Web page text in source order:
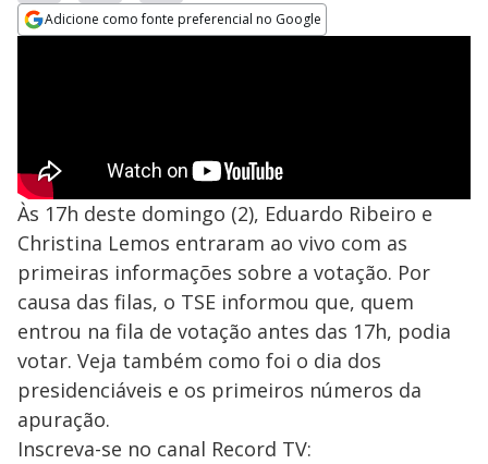
Adicione como fonte preferencial no Google
Às 17h deste domingo (2), Eduardo Ribeiro e
Christina Lemos entraram ao vivo com as
primeiras informações sobre a votação. Por
causa das filas, o TSE informou que, quem
entrou na fila de votação antes das 17h, podia
votar. Veja também como foi o dia dos
presidenciáveis e os primeiros números da
apuração.
Inscreva-se no canal Record TV: